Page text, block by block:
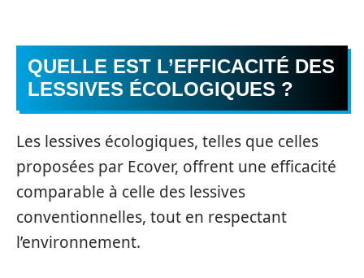
QUELLE EST L’EFFICACITÉ DES
LESSIVES ÉCOLOGIQUES ?
Les lessives écologiques, telles que celles
proposées par Ecover, offrent une efficacité
comparable à celle des lessives
conventionnelles, tout en respectant
l’environnement.